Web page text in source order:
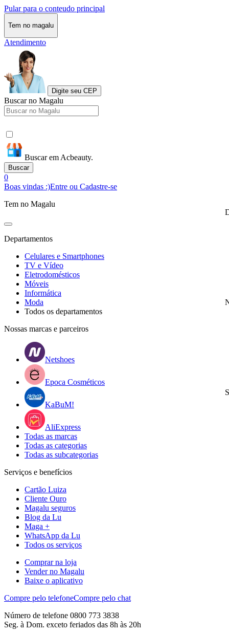
Pular para o conteudo principal
Tem no magalu
Atendimento
Digite seu CEP
Buscar no Magalu
Buscar em Acbeauty.
Buscar
0
Boas vindas :)Entre ou Cadastre-se
Tem no Magalu
Departamentos
Celulares e Smartphones
TV e Vídeo
Eletrodomésticos
Móveis
Informática
Moda
Todos os departamentos
Nossas marcas e parceiros
Netshoes
Epoca Cosméticos
KaBuM!
AliExpress
Todas as marcas
Todas as categorias
Todas as subcategorias
Serviços e benefícios
Cartão Luiza
Cliente Ouro
Magalu seguros
Blog da Lu
Maga +
WhatsApp da Lu
Todos os serviços
Comprar na loja
Vender no Magalu
Baixe o aplicativo
Compre pelo telefoneCompre pelo chat
Número de telefone 0800 773 3838
Seg. à Dom. exceto feriados das 8h às 20h